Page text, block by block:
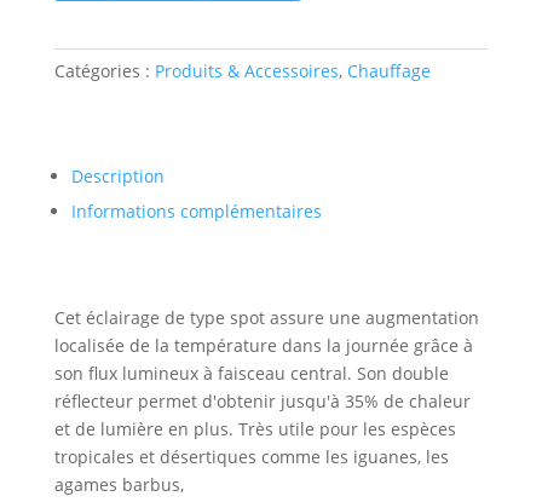
watt
Catégories : Produits & Accessoires, Chauffage
Description
Informations complémentaires
Cet éclairage de type spot assure une augmentation
localisée de la température dans la journée grâce à
son flux lumineux à faisceau central. Son double
réflecteur permet d'obtenir jusqu'à 35% de chaleur
et de lumière en plus. Très utile pour les espèces
tropicales et désertiques comme les iguanes, les
agames barbus,